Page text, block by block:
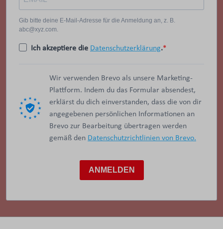
Gib bitte deine E-Mail-Adresse für die Anmeldung an, z. B.
abc@xyz.com.
Ich akzeptiere die Datenschutzerklärung.
Wir verwenden Brevo als unsere Marketing-
Plattform. Indem du das Formular absendest,
erklärst du dich einverstanden, dass die von dir
angegebenen persönlichen Informationen an
Brevo zur Bearbeitung übertragen werden
gemäß den Datenschutzrichtlinien von Brevo.
ANMELDEN